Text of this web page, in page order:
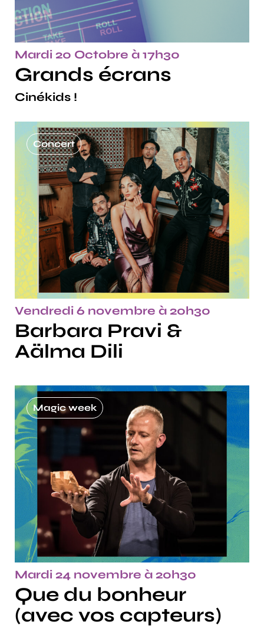
Mardi 20 Octobre à 17h30
Grands écrans
Cinékids !
Concert
Vendredi 6 novembre à 20h30
Barbara Pravi &
Aälma Dili
Magic week
Mardi 24 novembre à 20h30
Que du bonheur
(avec vos capteurs)